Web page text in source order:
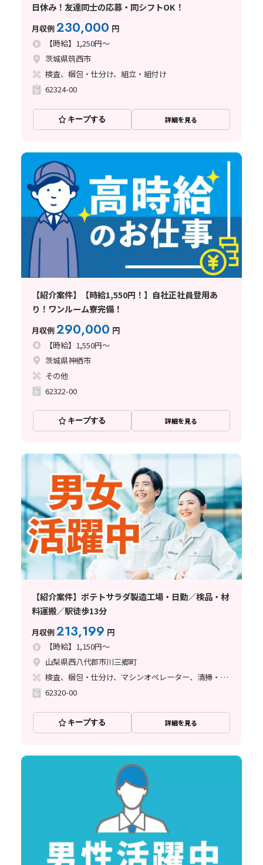
日休み！友達同士の応募・同シフトOK！
月収例230,000 円
【時給】1,250円～
茨城県筑西市
検査、梱包・仕分け、組立・組付け
62324-00
キープする 詳細を見る
【紹介案件】【時給1,550円！】自社正社員登用あ
り！ワンルーム寮完備！
月収例290,000 円
【時給】1,550円～
茨城県神栖市
その他
62322-00
キープする 詳細を見る
【紹介案件】ポテトサラダ製造工場・日勤／検品・材
料運搬／駅徒歩13分
月収例213,199 円
【時給】1,150円～
山梨県西八代郡市川三郷町
検査、梱包・仕分け、マシンオペレーター、清掃・洗浄
62320-00
キープする 詳細を見る